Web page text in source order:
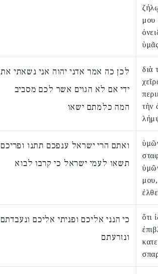
μου
לכן כה אמר אדני יהוה אני נשאתי את
ידי אם לא הגוים אשר לכם מסביב
המה כלמתם ישאו
διὰ
τὴν
ואתם הרי ישראל ענפכם תתנו ופריכם
תשאו לעמי ישראל כי קרבו לבוא
μου,
כי הנני אליכם ופניתי אליכם ונעבדתם
ונזרעתם
ὅτι